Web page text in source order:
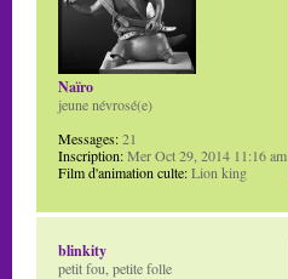
Naïro
jeune névrosé(e)
Messages:21
Inscription:Mer Oct 29, 2014 11:16 am
Film d'animation culte:Lion king
blinkity
petit fou, petite folle